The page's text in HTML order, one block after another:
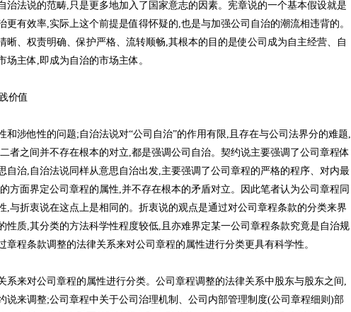
治法说的范畴,只是更多地加入了国家意志的因素。宪章说的一个基本假设就是
更有效率,实际上这个前提是值得怀疑的,也是与加强公司自治的潮流相违背的。
晰、权责明确、保护严格、流转顺畅,其根本的目的是使公司成为自主经营、自
场主体,即成为自治的市场主体。
价值
和涉他性的问题;自治法说对“公司自治”的作用有限,且存在与公司法界分的难题,
者之间并不存在根本的对立,都是强调公司自治。契约说主要强调了公司章程体
自治,自治法说同样从意思自治出发,主要强调了公司章程的严格的程序、对内最
方面界定公司章程的属性,并不存在根本的矛盾对立。因此笔者认为公司章程同
,与折衷说在这点上是相同的。折衷说的观点是通过对公司章程条款的分类来界
性质,其分类的方法科学性程度较低,且亦难界定某一公司章程条款究竟是自治规
章程条款调整的法律关系来对公司章程的属性进行分类更具有科学性。
系来对公司章程的属性进行分类。公司章程调整的法律关系中股东与股东之间,
说来调整;公司章程中关于公司治理机制、公司内部管理制度(公司章程细则)部